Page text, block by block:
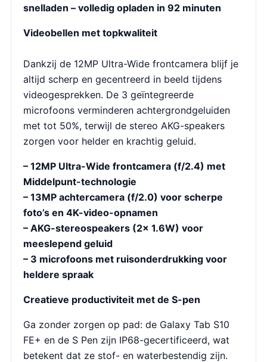
snelladen – volledig opladen in 92 minuten
Videobellen met topkwaliteit
Dankzij de 12MP Ultra-Wide frontcamera blijf je
altijd scherp en gecentreerd in beeld tijdens
videogesprekken. De 3 geïntegreerde
microfoons verminderen achtergrondgeluiden
met tot 50%, terwijl de stereo AKG-speakers
zorgen voor helder en krachtig geluid.
– 12MP Ultra-Wide frontcamera (f/2.4) met
Middelpunt-technologie
– 13MP achtercamera (f/2.0) voor scherpe
foto’s en 4K-video-opnamen
– AKG-stereospeakers (2x 1.6W) voor
meeslepend geluid
– 3 microfoons met ruisonderdrukking voor
heldere spraak
Creatieve productiviteit met de S-pen
Ga zonder zorgen op pad: de Galaxy Tab S10
FE+ en de S Pen zijn IP68-gecertificeerd, wat
betekent dat ze stof- en waterbestendig zijn.